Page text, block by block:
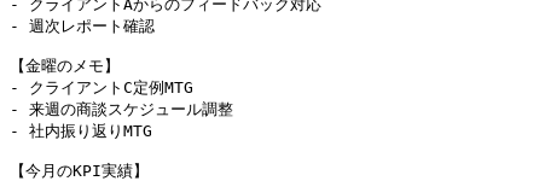
- クライアントAからのフィードバック対応
- 週次レポート確認
【金曜のメモ】
- クライアントC定例MTG
- 来週の商談スケジュール調整
- 社内振り返りMTG
【今月のKPI実績】